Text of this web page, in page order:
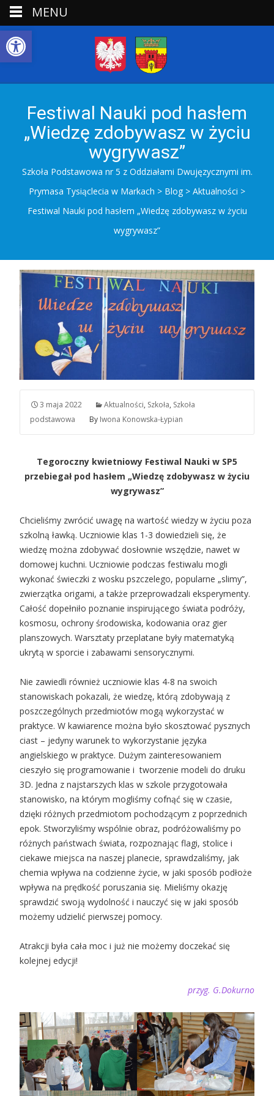
Open toolbar
Festiwal Nauki pod hasłem
„Wiedzę zdobywasz w życiu
wygrywasz”
Szkoła Podstawowa nr 5 z Oddziałami Dwujęzycznymi im.
Prymasa Tysiąclecia w Markach > Blog > Aktualności >
Festiwal Nauki pod hasłem „Wiedzę zdobywasz w życiu
wygrywasz”
3 maja 2022 Aktualności, Szkoła, Szkoła
podstawowa
By Iwona Konowska-Łypian
Tegoroczny kwietniowy Festiwal Nauki w SP5
przebiegał pod hasłem „Wiedzę zdobywasz w życiu
wygrywasz”
Chcieliśmy zwrócić uwagę na wartość wiedzy w życiu poza
szkolną ławką. Uczniowie klas 1-3 dowiedzieli się, że
wiedzę można zdobywać dosłownie wszędzie, nawet w
domowej kuchni. Uczniowie podczas festiwalu mogli
wykonać świeczki z wosku pszczelego, popularne „slimy”,
zwierzątka origami, a także przeprowadzali eksperymenty.
Całość dopełniło poznanie inspirującego świata podróży,
kosmosu, ochrony środowiska, kodowania oraz gier
planszowych. Warsztaty przeplatane były matematyką
ukrytą w sporcie i zabawami sensorycznymi.
Nie zawiedli również uczniowie klas 4-8 na swoich
stanowiskach pokazali, że wiedzę, którą zdobywają z
poszczególnych przedmiotów mogą wykorzystać w
praktyce. W kawiarence można było skosztować pysznych
ciast – jedyny warunek to wykorzystanie języka
angielskiego w praktyce. Dużym zainteresowaniem
cieszyło się programowanie i tworzenie modeli do druku
3D. Jedna z najstarszych klas w szkole przygotowała
stanowisko, na którym mogliśmy cofnąć się w czasie,
dzięki różnych przedmiotom pochodzącym z poprzednich
epok. Stworzyliśmy wspólnie obraz, podróżowaliśmy po
różnych państwach świata, rozpoznając flagi, stolice i
ciekawe miejsca na naszej planecie, sprawdzaliśmy, jak
chemia wpływa na codzienne życie, w jaki sposób podłoże
wpływa na prędkość poruszania się. Mieliśmy okazję
sprawdzić swoją wydolność i nauczyć się w jaki sposób
możemy udzielić pierwszej pomocy.
Atrakcji była cała moc i już nie możemy doczekać się
kolejnej edycji!
przyg. G.Dokurno
MENU